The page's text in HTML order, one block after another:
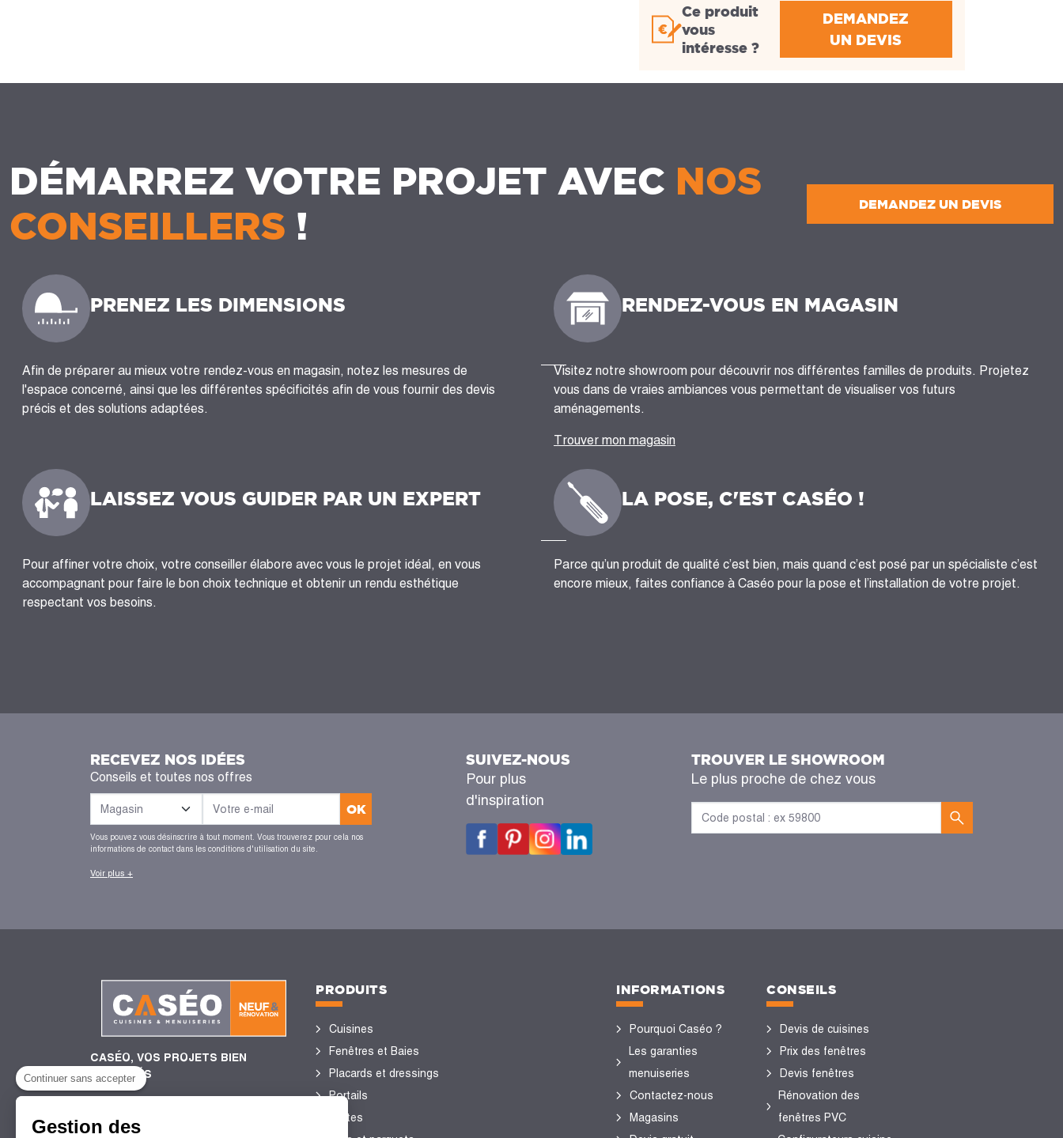
Continuer sans accepter
Gestion des
Ce produit
vous
intéresse ?
DEMANDEZ
UN DEVIS
DÉMARREZ VOTRE PROJET AVEC NOS
CONSEILLERS ! DEMANDEZ UN DEVIS
PRENEZ LES DIMENSIONS
Afin de préparer au mieux votre rendez-vous en magasin, notez les mesures de
l'espace concerné, ainsi que les différentes spécificités afin de vous fournir des devis
précis et des solutions adaptées.
RENDEZ-VOUS EN MAGASIN
Visitez notre showroom pour découvrir nos différentes familles de produits. Projetez
vous dans de vraies ambiances vous permettant de visualiser vos futurs
aménagements.
Trouver mon magasin
LAISSEZ VOUS GUIDER PAR UN EXPERT
Pour affiner votre choix, votre conseiller élabore avec vous le projet idéal, en vous
accompagnant pour faire le bon choix technique et obtenir un rendu esthétique
respectant vos besoins.
LA POSE, C'EST CASÉO !
Parce qu’un produit de qualité c’est bien, mais quand c’est posé par un spécialiste c’est
encore mieux, faites confiance à Caséo pour la pose et l’installation de votre projet.
RECEVEZ NOS IDÉES
Conseils et toutes nos offres
OK
Vous pouvez vous désinscrire à tout moment. Vous trouverez pour cela nos
informations de contact dans les conditions d'utilisation du site.
Voir plus +
SUIVEZ-NOUS
Pour plus
d'inspiration
TROUVER LE SHOWROOM
Le plus proche de chez vous
CASÉO, VOS PROJETS BIEN
ENCADRÉS
4,4/5
PRODUITS
Cuisines
Fenêtres et Baies
Placards et dressings
Portails
Portes
INFORMATIONS
Pourquoi Caséo ?
Les garanties
menuiseries
Contactez-nous
Magasins
CONSEILS
Devis de cuisines
Prix des fenêtres
Devis fenêtres
Rénovation des
fenêtres PVC